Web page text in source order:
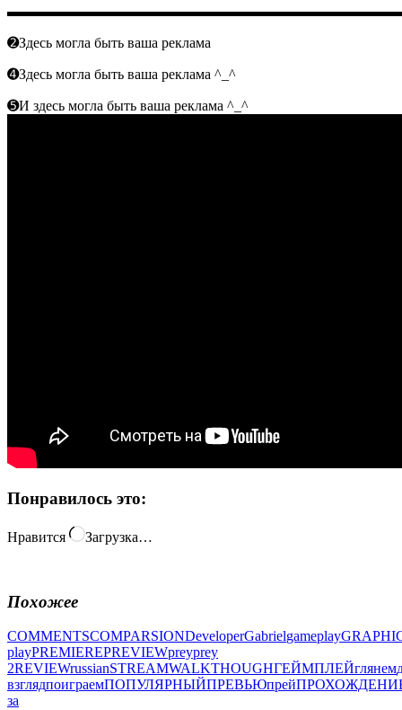
➋Здесь могла быть ваша реклама
➍Здесь могла быть ваша реклама ^_^
➎И здесь могла быть ваша реклама ^_^
Понравилось это:
Нравится Загрузка…
Похожее
COMMENTSCOMPARSIONDeveloperGabrielgameplay
playPREMIEREPREVIEWpreyprey
2REVIEWrussianSTREAMWALKTHOUGHГЕЙМПЛЕЙглянем
взглядпоиграемПОПУЛЯРНЫЙПРЕВЬЮпрей
за